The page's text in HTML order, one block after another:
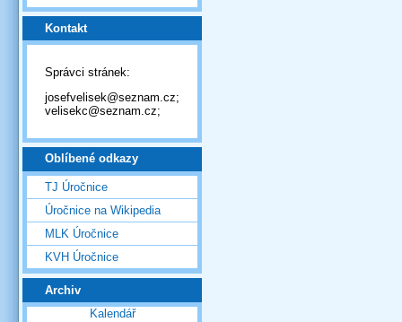
Kontakt
Správci stránek:
josefvelisek@seznam.cz;
velisekc@seznam.cz;
Oblíbené odkazy
TJ Úročnice
Úročnice na Wikipedia
MLK Úročnice
KVH Úročnice
Archiv
Kalendář